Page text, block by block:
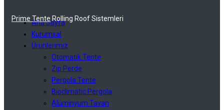
Ana Sayfa
Kurumsal
Ürünlerimiz
Otomatik Tente
Zip Perde
Pergola Tente
Bioclimatic Pergola
Alüminyum Tavan
Prime Tente Rolling Roof Sistemleri